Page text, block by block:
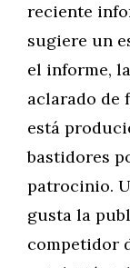
reciente
sugiere un
el informe,
aclarado de
está
bastidores
patrocinio.
gusta la
competidor